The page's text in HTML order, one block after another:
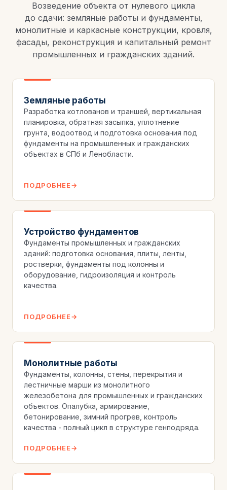
Возведение объекта от нулевого цикла
до сдачи: земляные работы и фундаменты,
монолитные и каркасные конструкции, кровля,
фасады, реконструкция и капитальный ремонт
промышленных и гражданских зданий.
Земляные работы
Разработка котлованов и траншей, вертикальная
планировка, обратная засыпка, уплотнение
грунта, водоотвод и подготовка основания под
фундаменты на промышленных и гражданских
объектах в СПб и Ленобласти.
ПОДРОБНЕЕ
Устройство фундаментов
Фундаменты промышленных и гражданских
зданий: подготовка основания, плиты, ленты,
ростверки, фундаменты под колонны и
оборудование, гидроизоляция и контроль
качества.
ПОДРОБНЕЕ
Монолитные работы
Фундаменты, колонны, стены, перекрытия и
лестничные марши из монолитного
железобетона для промышленных и гражданских
объектов. Опалубка, армирование,
бетонирование, зимний прогрев, контроль
качества - полный цикл в структуре генподряда.
ПОДРОБНЕЕ